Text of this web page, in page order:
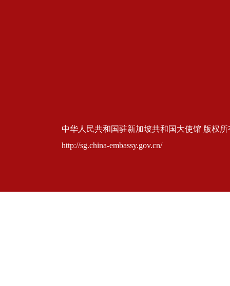
中华人民共和国驻新加坡共和国大使馆 版权所
http://sg.china-embassy.gov.cn/